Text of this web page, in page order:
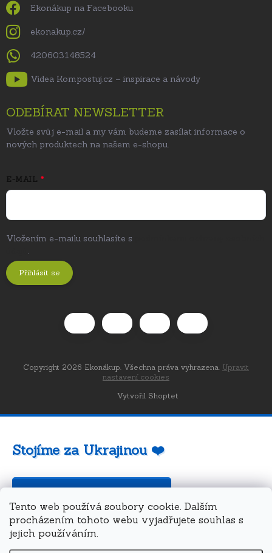
Tento web používá soubory cookie. Dalším
procházením tohoto webu vyjadřujete souhlas s
jejich používáním.
Ekonákup na Facebooku
ekonakup.cz/
420603148524
Videa Kompostuj.cz – inspirace a návody
ODEBÍRAT NEWSLETTER
Vložte svůj e-mail a my vám budeme zasílat informace o
nových produktech na našem e-shopu.
E-MAIL
Vložením e-mailu souhlasíte s
.
Přihlásit se
Vytvořil Shoptet
Copyright 2026 Ekonákup. Všechna práva vyhrazena. Upravit
nastavení cookies
Stojíme za Ukrajinou ❤️